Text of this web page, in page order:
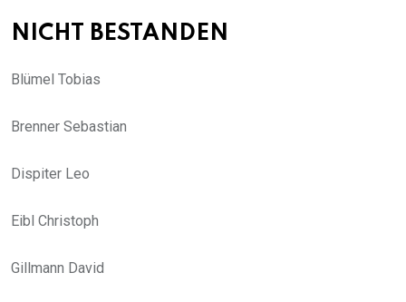
NICHT BESTANDEN
Blümel Tobias
Brenner Sebastian
Dispiter Leo
Eibl Christoph
Gillmann David